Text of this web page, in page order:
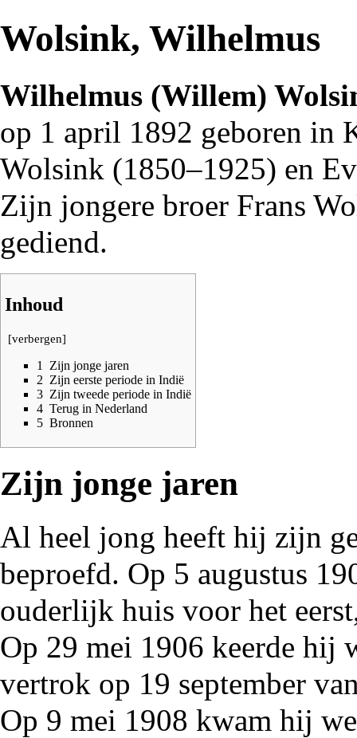
Wolsink, Wilhelmus
Wilhelmus (Willem)
op 1 april 1892 geboren in
Wolsink (1850–1925) en
Zijn jongere broer Frans
gediend.
Inhoud
[verbergen]
1
Zijn jonge jaren
2 Zijn eerste periode in Indië
3 Zijn tweede periode in Indië
4 Terug in Nederland
5 Bronnen
Zijn jonge jaren
Al heel jong heeft hij zijn
beproefd. Op 5 augustus
ouderlijk huis voor het
Op 29 mei 1906 keerde hij
vertrok op 19 september
Op 9 mei 1908 kwam hij